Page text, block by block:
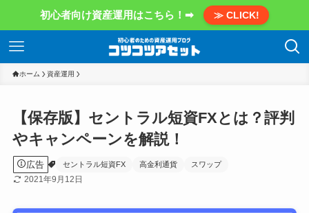
初心者向け資産運用はこちら！➡ ≫ CLICK!
ホーム 資産運用
【保存版】セントラル短資FXとは？評判
やキャンペーンを解説！
広告 セントラル短資FX 高金利通貨 スワップ
2021年9月12日